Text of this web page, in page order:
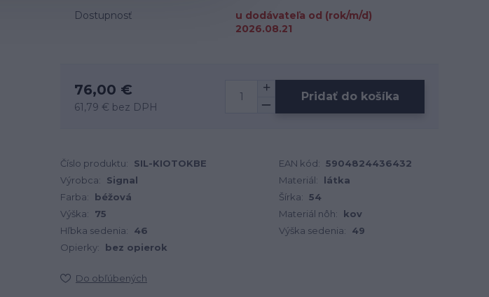
Dostupnosť
u dodávateľa od (rok/m/d)
2026.08.21
76,00 €
61,79 € bez DPH
Pridať do košíka
Číslo produktu: SIL-KIOTOKBE EAN kód: 5904824436432
Výrobca:
Signal Materiál:
látka
Farba:
béžová Šírka: 54
Výška:
75 Materiál nôh:
kov
Hľbka sedenia:
46 Výška sedenia:
49
Opierky:
bez opierok
Do obľúbených